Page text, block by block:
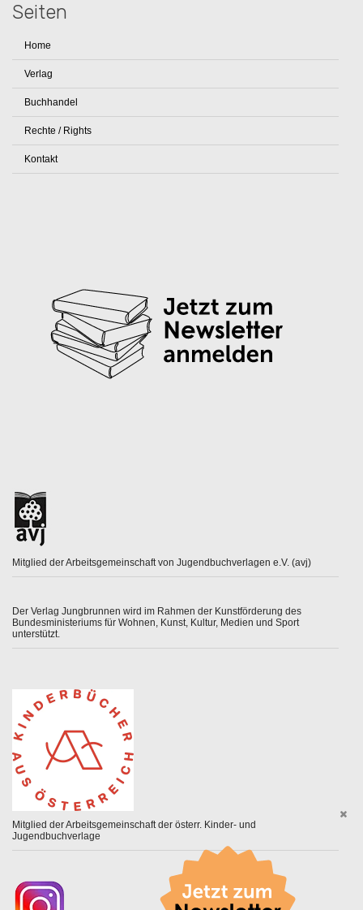
Seiten
Home
Verlag
Buchhandel
Rechte / Rights
Kontakt
Mitglied der Arbeitsgemeinschaft von Jugendbuchverlagen e.V. (avj)
Der Verlag Jungbrunnen wird im Rahmen der Kunstförderung des
Bundesministeriums für Wohnen, Kunst, Kultur, Medien und Sport
unterstützt.
Mitglied der Arbeitsgemeinschaft der österr. Kinder- und
Jugendbuchverlage